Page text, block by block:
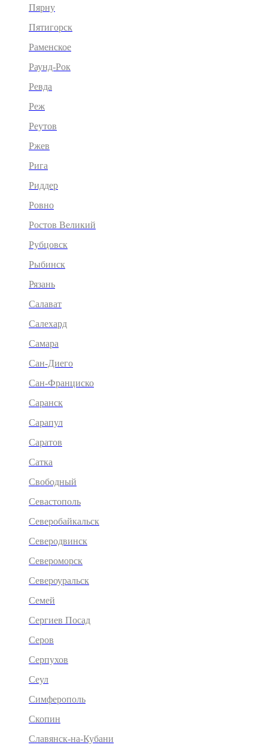
Пярну
Пятигорск
Раменское
Раунд-Рок
Ревда
Реж
Реутов
Ржев
Рига
Риддер
Ровно
Ростов Великий
Рубцовск
Рыбинск
Рязань
Салават
Салехард
Самара
Сан-Диего
Сан-Франциско
Саранск
Сарапул
Саратов
Сатка
Свободный
Севастополь
Северобайкальск
Северодвинск
Североморск
Североуральск
Семей
Сергиев Посад
Серов
Серпухов
Сеул
Симферополь
Скопин
Славянск-на-Кубани